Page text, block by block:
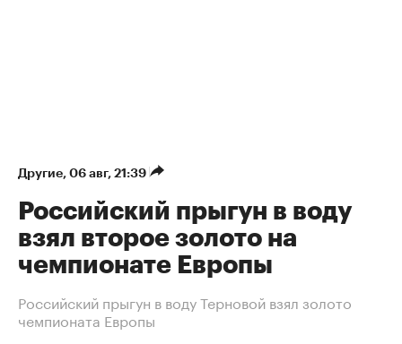
Другие⁠, 06 авг, 21:39
Российский прыгун в воду
взял второе золото на
чемпионате Европы
Российский прыгун в воду Терновой взял золото
чемпионата Европы